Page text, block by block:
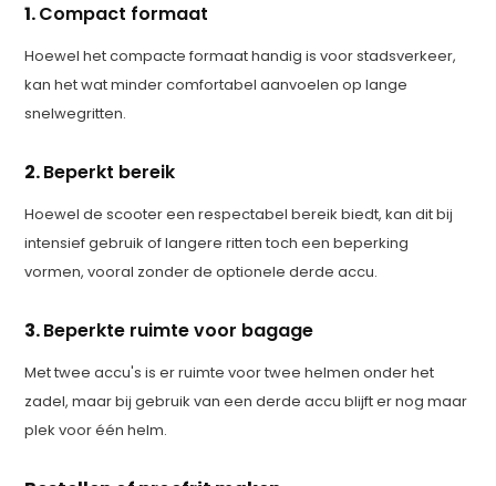
1.Compact formaat
Hoewel het compacte formaat handig is voor stadsverkeer,
kan het wat minder comfortabel aanvoelen op lange
snelwegritten.
2.Beperkt bereik
Hoewel de scooter een respectabel bereik biedt, kan dit bij
intensief gebruik of langere ritten toch een beperking
vormen, vooral zonder de optionele derde accu.
3.Beperkte ruimte voor bagage
Met twee accu's is er ruimte voor twee helmen onder het
zadel, maar bij gebruik van een derde accu blijft er nog maar
plek voor één helm.